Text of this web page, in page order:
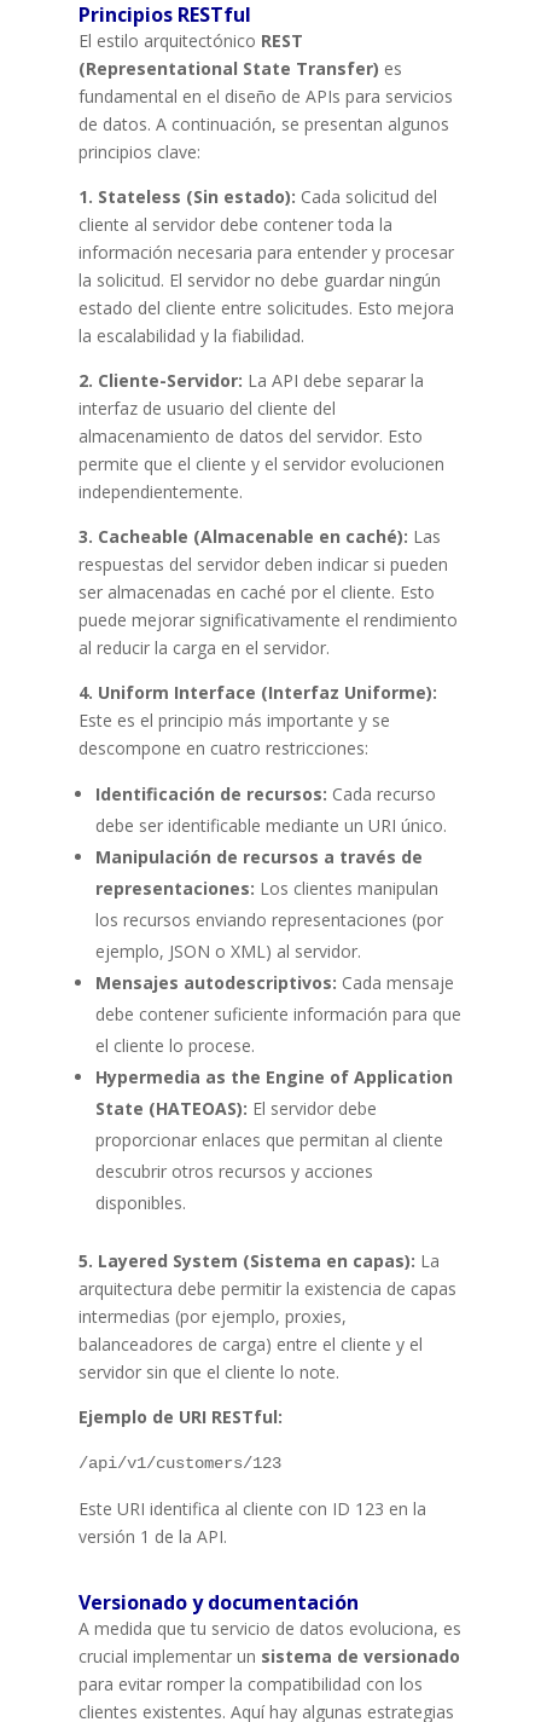
Principios RESTful
El estilo arquitectónico REST
(Representational State Transfer) es
fundamental en el diseño de APIs para servicios
de datos. A continuación, se presentan algunos
principios clave:
1. Stateless (Sin estado): Cada solicitud del
cliente al servidor debe contener toda la
información necesaria para entender y procesar
la solicitud. El servidor no debe guardar ningún
estado del cliente entre solicitudes. Esto mejora
la escalabilidad y la fiabilidad.
2. Cliente-Servidor: La API debe separar la
interfaz de usuario del cliente del
almacenamiento de datos del servidor. Esto
permite que el cliente y el servidor evolucionen
independientemente.
3. Cacheable (Almacenable en caché): Las
respuestas del servidor deben indicar si pueden
ser almacenadas en caché por el cliente. Esto
puede mejorar significativamente el rendimiento
al reducir la carga en el servidor.
4. Uniform Interface (Interfaz Uniforme):
Este es el principio más importante y se
descompone en cuatro restricciones:
Identificación de recursos: Cada recurso
debe ser identificable mediante un URI único.
Manipulación de recursos a través de
representaciones: Los clientes manipulan
los recursos enviando representaciones (por
ejemplo, JSON o XML) al servidor.
Mensajes autodescriptivos: Cada mensaje
debe contener suficiente información para que
el cliente lo procese.
Hypermedia as the Engine of Application
State (HATEOAS): El servidor debe
proporcionar enlaces que permitan al cliente
descubrir otros recursos y acciones
disponibles.
5. Layered System (Sistema en capas): La
arquitectura debe permitir la existencia de capas
intermedias (por ejemplo, proxies,
balanceadores de carga) entre el cliente y el
servidor sin que el cliente lo note.
Ejemplo de URI RESTful:
/api/v1/customers/123
Este URI identifica al cliente con ID 123 en la
versión 1 de la API.
Versionado y documentación
A medida que tu servicio de datos evoluciona, es
crucial implementar un sistema de versionado
para evitar romper la compatibilidad con los
clientes existentes. Aquí hay algunas estrategias